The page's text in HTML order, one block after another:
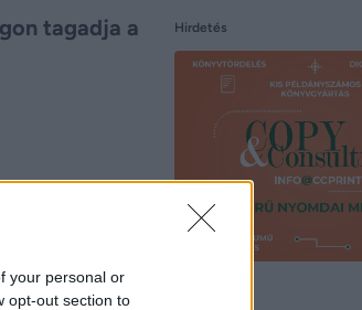
your personal or
opt-out section to
tagadja a
Hirdetés